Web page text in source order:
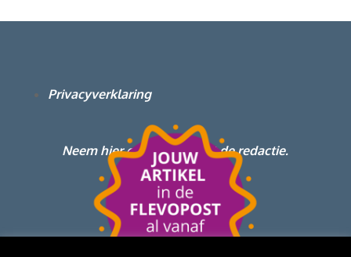
Privacyverklaring
Neem hier contact op met de redactie.